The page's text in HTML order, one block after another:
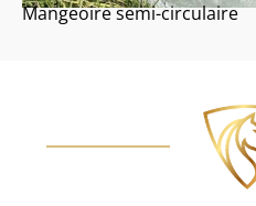
Mangeoire semi-circulaire